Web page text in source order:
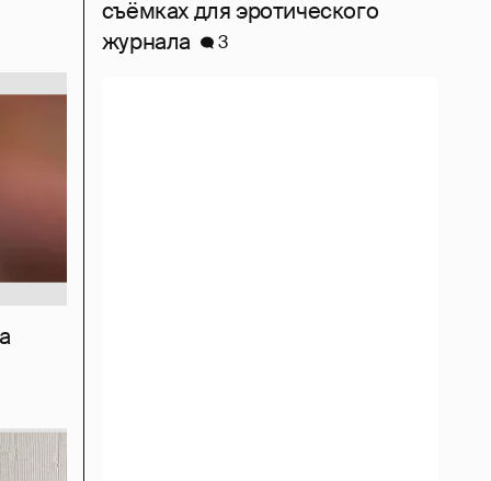
съёмках для эротического
журнала
3